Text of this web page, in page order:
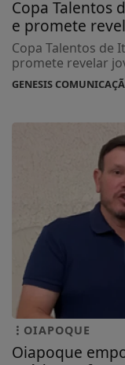
Copa Talentos
e promete
Copa Talentos de
promete revelar
GENESIS
OIAPOQUE
Oiapoque